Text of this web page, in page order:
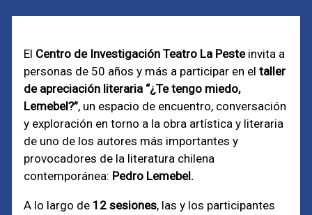
El Centro de Investigación Teatro La Pesteinvita a
personas de 50 años y más a participar en eltaller
de apreciación literaria “¿Te tengo miedo,
Lemebel?”, un espacio de encuentro, conversación
y exploración en torno a la obra artística y literaria
de uno de los autores más importantes y
provocadores de la literatura chilena
contemporánea: Pedro Lemebel.
A lo largo de 12 sesiones, las y los participantes